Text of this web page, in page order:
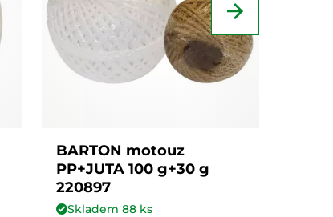
BARTON motouz
PP+JUTA 100 g+30 g
220897
Skladem 88ks